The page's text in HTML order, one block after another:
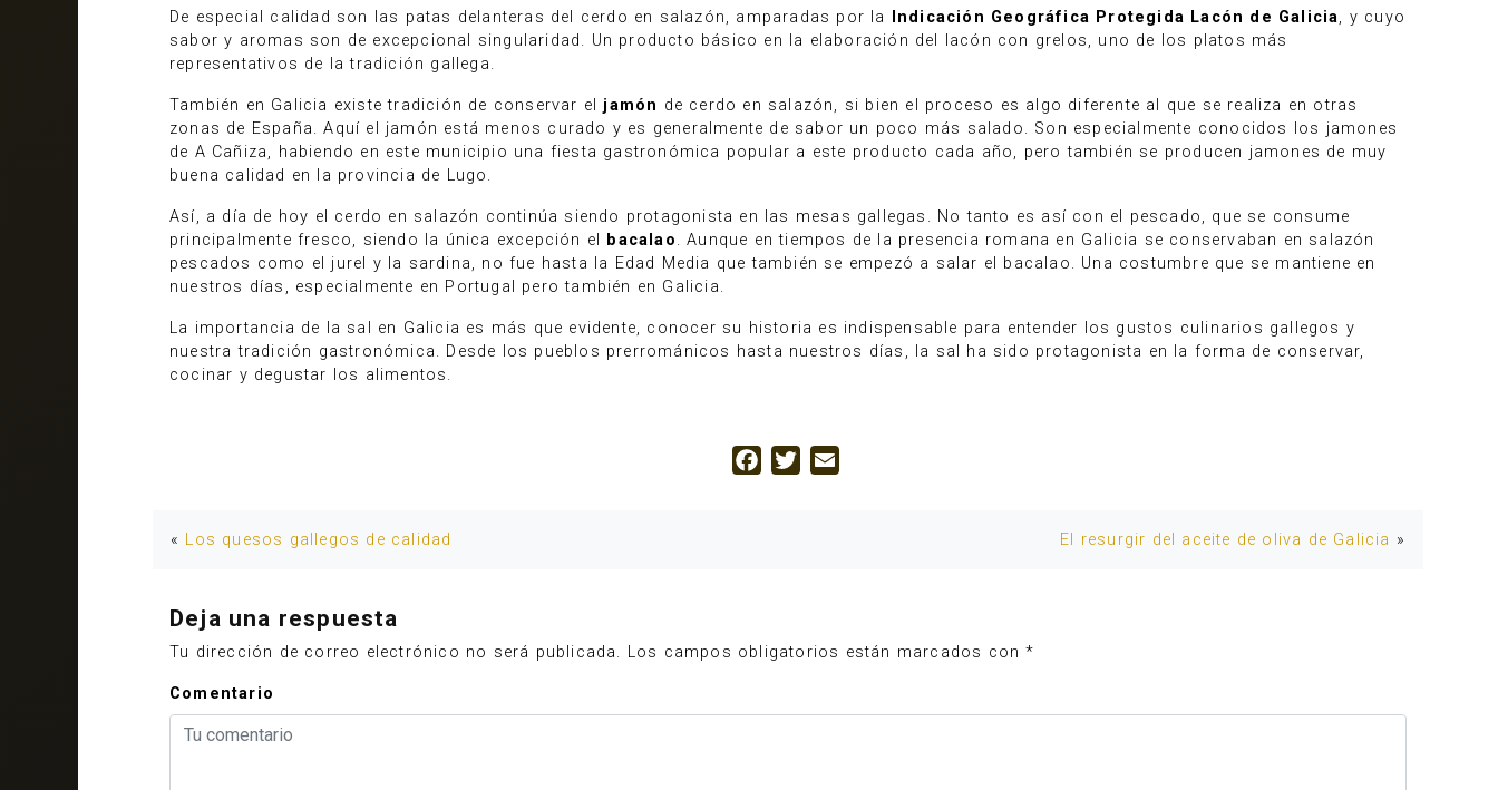
De especial calidad son las patas delanteras del cerdo en salazón, amparadas por la Indicación Geográfica Protegida Lacón de Galicia, y cuyo
sabor y aromas son de excepcional singularidad. Un producto básico en la elaboración del lacón con grelos, uno de los platos más
representativos de la tradición gallega.
También en Galicia existe tradición de conservar el jamón de cerdo en salazón, si bien el proceso es algo diferente al que se realiza en otras
zonas de España. Aquí el jamón está menos curado y es generalmente de sabor un poco más salado. Son especialmente conocidos los jamones
de A Cañiza, habiendo en este municipio una fiesta gastronómica popular a este producto cada año, pero también se producen jamones de muy
buena calidad en la provincia de Lugo.
Así, a día de hoy el cerdo en salazón continúa siendo protagonista en las mesas gallegas. No tanto es así con el pescado, que se consume
principalmente fresco, siendo la única excepción el bacalao. Aunque en tiempos de la presencia romana en Galicia se conservaban en salazón
pescados como el jurel y la sardina, no fue hasta la Edad Media que también se empezó a salar el bacalao. Una costumbre que se mantiene en
nuestros días, especialmente en Portugal pero también en Galicia.
La importancia de la sal en Galicia es más que evidente, conocer su historia es indispensable para entender los gustos culinarios gallegos y
nuestra tradición gastronómica. Desde los pueblos prerrománicos hasta nuestros días, la sal ha sido protagonista en la forma de conservar,
cocinar y degustar los alimentos.
Facebook
Twitter
« Los quesos gallegos de calidad El resurgir del aceite de oliva de Galicia »
Deja una respuesta
Tu dirección de correo electrónico no será publicada. Los campos obligatorios están marcados con*
Comentario